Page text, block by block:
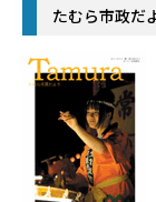
たむら市政